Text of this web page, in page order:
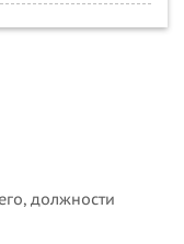
должности